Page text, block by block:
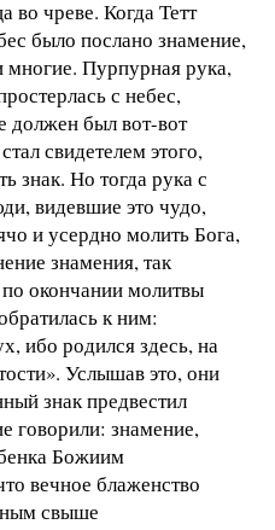
во чреве. Когда Тетт
было послано знамение,
многие. Пурпурная рука,
с небес,
должен был вот-вот
свидетелем этого,
знак. Но тогда рука с
видевшие это чудо,
и усердно молить Бога,
знамения, так
окончании молитвы
к ним:
ибо родился здесь, на
Услышав это, они
знак предвестил
говорили: знамение,
Божиим
вечное блаженство
свыше